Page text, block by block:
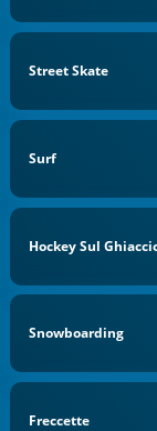
Street Skate
Surf
Hockey Sul
Snowboarding
Freccette